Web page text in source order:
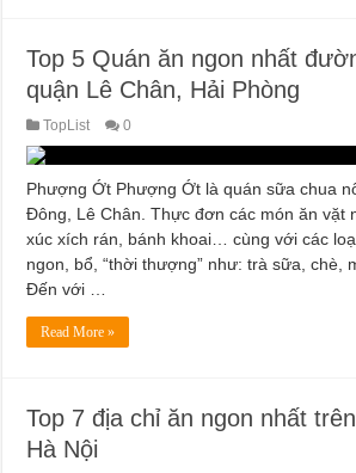
Top 5 Quán ăn ngon nhất
quận Lê Chân, Hải Phòng
TopList 0
Phượng Ớt Phượng Ớt là quán sữa chua
Đông, Lê Chân. Thực đơn các món ăn vặt
xúc xích rán, bánh khoai… cùng với các
ngon, bổ, “thời thượng” như: trà sữa, chè,
Đến với …
Read More »
Top 7 địa chỉ ăn ngon nhất
Hà Nội